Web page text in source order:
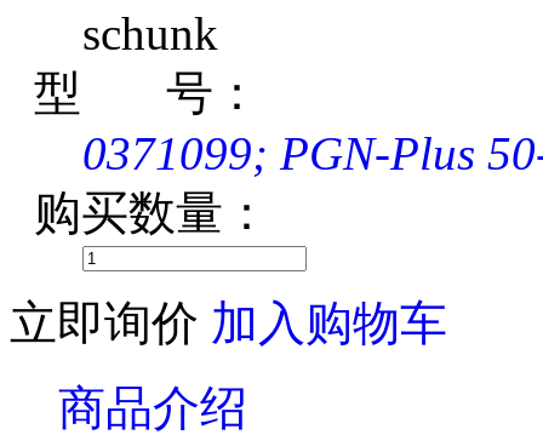
schunk
型 号：
0371099; PGN-Plus
购买数量：
立即询价 加入购物车
商品介绍